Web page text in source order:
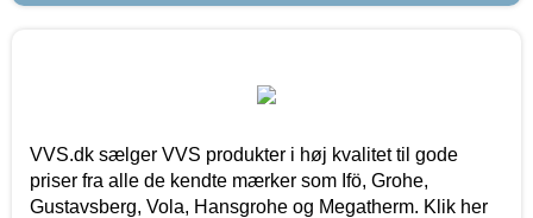
VVS.dk sælger VVS produkter i høj kvalitet til gode
priser fra alle de kendte mærker som Ifö, Grohe,
Gustavsberg, Vola, Hansgrohe og Megatherm. Klik her